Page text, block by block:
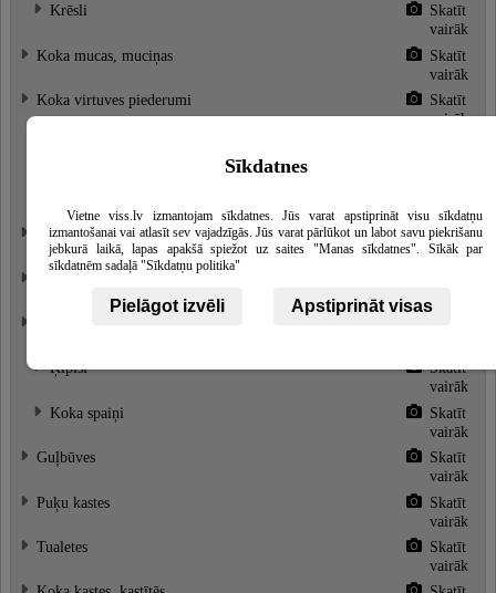
Krēsli
Skatīt
vairāk
Koka mucas, muciņas
Skatīt
vairāk
Koka virtuves piederumi
Skatīt
vairāk
vairāk
Kubli, baļļas, izgatavošana
Skatīt
vairāk
Mobilās, pārvietojamās pirtis
Ķipīši
Skatīt
vairāk
Koka spaiņi
Skatīt
vairāk
Guļbūves
Skatīt
vairāk
Puķu kastes
Skatīt
vairāk
Tualetes
Skatīt
vairāk
Sīkdatnes
Vietne viss.lv izmantojam sīkdatnes. Jūs varat apstiprināt visu sīkdatņu
izmantošanai vai atlasīt sev vajadzīgās. Jūs varat pārlūkot un labot savu piekrišanu
jebkurā laikā, lapas apakšā spiežot uz saites "Manas sīkdatnes". Sīkāk par
sīkdatnēm sadaļā "Sīkdatņu politika"
Pielāgot izvēli Apstiprināt visas